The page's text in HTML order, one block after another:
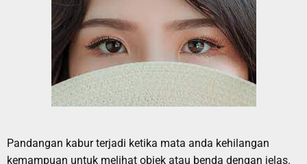
Pandangan kabur terjadi ketika mata anda kehilangan
kemampuan untuk melihat objek atau benda dengan jelas.